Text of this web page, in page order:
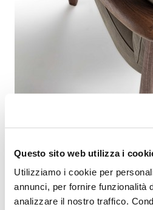
Questo sito web utilizza i
Utilizziamo i cookie per
annunci, per fornire funzionalità
analizzare il nostro traffico.